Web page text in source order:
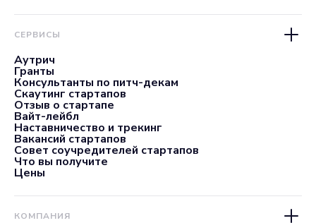
СЕРВИСЫ
Аутрич
Гранты
Консультанты по питч-декам
Скаутинг стартапов
Отзыв о стартапе
Вайт-лейбл
Наставничество и трекинг
Вакансий стартапов
Совет соучредителей стартапов
Что вы получите
Цены
КОМПАНИЯ